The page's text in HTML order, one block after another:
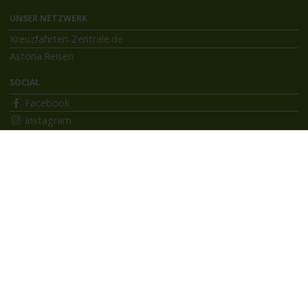
UNSER NETZWERK
Kreuzfahrten-Zentrale.de
Astoria.Reisen
SOCIAL
Facebook
Instagram